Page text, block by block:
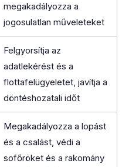
megakadályozza a
jogosulatlan műveleteket
Felgyorsítja az
adatlekérést és a
flottafelügyeletet, javítja a
döntéshozatali időt
Megakadályozza a lopást
és a csalást, védi a
sofőröket és a rakomány